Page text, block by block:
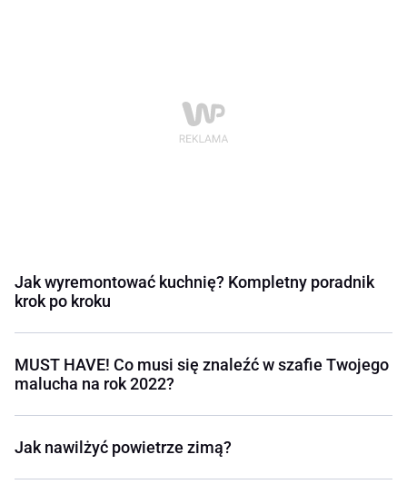
Jak wyremontować kuchnię? Kompletny poradnik
krok po kroku
MUST HAVE! Co musi się znaleźć w szafie Twojego
malucha na rok 2022?
Jak nawilżyć powietrze zimą?